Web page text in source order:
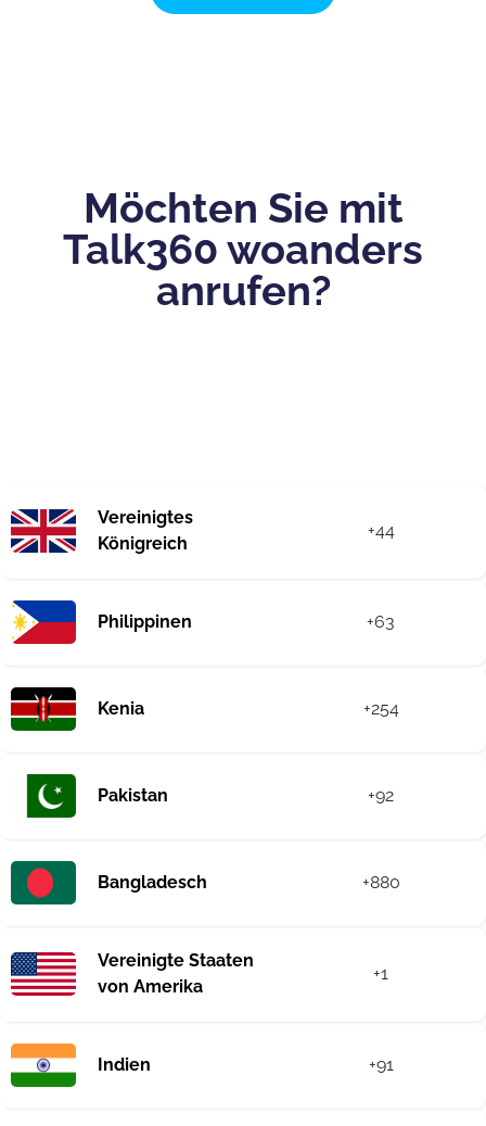
Möchten Sie mit
Talk360 woanders
anrufen?
Vereinigtes
Königreich
+44
Philippinen +63
Kenia +254
Pakistan +92
Bangladesch +880
Vereinigte Staaten
von Amerika
+1
Indien +91